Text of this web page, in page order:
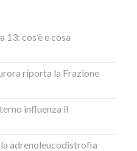
cos’è e cosa
riporta la Frazione
influenza il
adrenoleucodistrofia